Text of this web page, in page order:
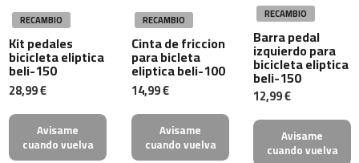
c
o
r
r
e
r
-
5
RECAMBIO
Kit pedales
bicicleta eliptica
beli-150
28,99 €
Avisame
cuando vuelva
RECAMBIO
Cinta de friccion
para bicleta
eliptica beli-100
14,99 €
Avisame
cuando vuelva
RECAMBIO
Barra pedal
izquierdo para
bicicleta eliptica
beli-150
12,99 €
Avisame
cuando vuelva